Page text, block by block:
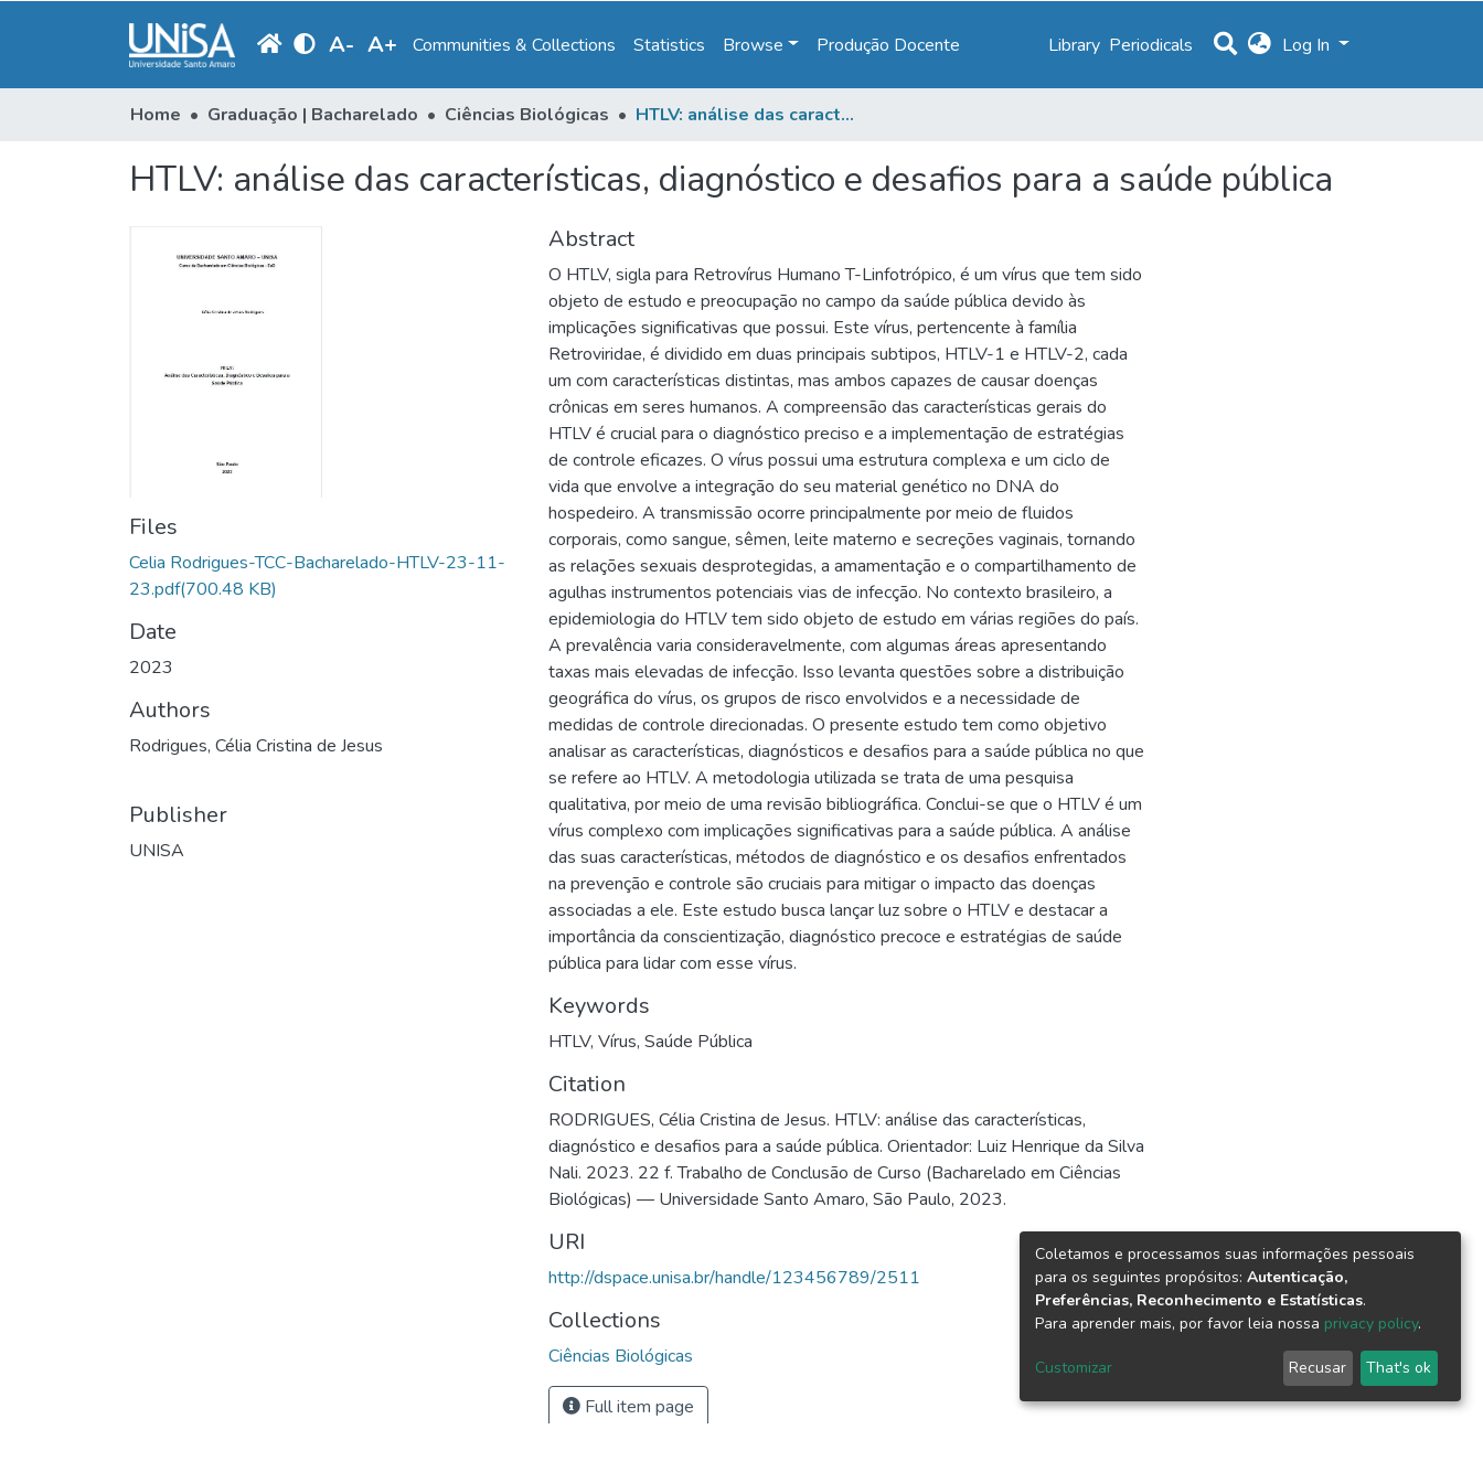
A- A+ Communities & Collections Statistics Browse Produção Docente Library Periodicals Log In
Home Graduação | Bacharelado Ciências Biológicas HTLV: análise das características, diagnóstico e desafios para a saúde pública
HTLV: análise das características, diagnóstico e desafios para a saúde pública
Files
Celia Rodrigues-TCC-Bacharelado-HTLV-23-11-
23.pdf(700.48 KB)
Date
2023
Authors
Rodrigues, Célia Cristina de Jesus
Publisher
UNISA
Abstract
O HTLV, sigla para Retrovírus Humano T-Linfotrópico, é um vírus que tem sido
objeto de estudo e preocupação no campo da saúde pública devido às
implicações significativas que possui. Este vírus, pertencente à família
Retroviridae, é dividido em duas principais subtipos, HTLV-1 e HTLV-2, cada
um com características distintas, mas ambos capazes de causar doenças
crônicas em seres humanos. A compreensão das características gerais do
HTLV é crucial para o diagnóstico preciso e a implementação de estratégias
de controle eficazes. O vírus possui uma estrutura complexa e um ciclo de
vida que envolve a integração do seu material genético no DNA do
hospedeiro. A transmissão ocorre principalmente por meio de fluidos
corporais, como sangue, sêmen, leite materno e secreções vaginais, tornando
as relações sexuais desprotegidas, a amamentação e o compartilhamento de
agulhas instrumentos potenciais vias de infecção. No contexto brasileiro, a
epidemiologia do HTLV tem sido objeto de estudo em várias regiões do país.
A prevalência varia consideravelmente, com algumas áreas apresentando
taxas mais elevadas de infecção. Isso levanta questões sobre a distribuição
geográfica do vírus, os grupos de risco envolvidos e a necessidade de
medidas de controle direcionadas. O presente estudo tem como objetivo
analisar as características, diagnósticos e desafios para a saúde pública no que
se refere ao HTLV. A metodologia utilizada se trata de uma pesquisa
qualitativa, por meio de uma revisão bibliográfica. Conclui-se que o HTLV é um
vírus complexo com implicações significativas para a saúde pública. A análise
das suas características, métodos de diagnóstico e os desafios enfrentados
na prevenção e controle são cruciais para mitigar o impacto das doenças
associadas a ele. Este estudo busca lançar luz sobre o HTLV e destacar a
importância da conscientização, diagnóstico precoce e estratégias de saúde
pública para lidar com esse vírus.
Keywords
HTLV, Vírus, Saúde Pública
Citation
RODRIGUES, Célia Cristina de Jesus. HTLV: análise das características,
diagnóstico e desafios para a saúde pública. Orientador: Luiz Henrique da Silva
Nali. 2023. 22 f. Trabalho de Conclusão de Curso (Bacharelado em Ciências
Biológicas) — Universidade Santo Amaro, São Paulo, 2023.
URI
http://dspace.unisa.br/handle/123456789/2511
Collections
Ciências Biológicas
Full item page
Coletamos e processamos suas informações pessoais
para os seguintes propósitos: Autenticação,
Preferências, Reconhecimento e Estatísticas.
Para aprender mais, por favor leia nossa privacy policy.
Customizar Recusar That's ok